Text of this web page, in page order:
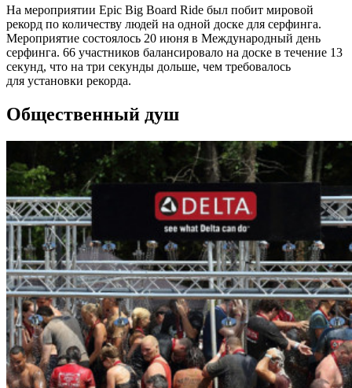
На мероприятии Epic Big Board Ride был побит мировой
рекорд по количеству людей на одной доске для серфинга.
Мероприятие состоялось 20 июня в Международный день
серфинга. 66 участников балансировало на доске в течение 13
секунд, что на три секунды дольше, чем требовалось
для установки рекорда.
Общественный душ